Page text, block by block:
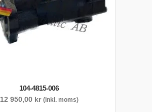
104-4815-006
12 950,00 kr (inkl. moms)